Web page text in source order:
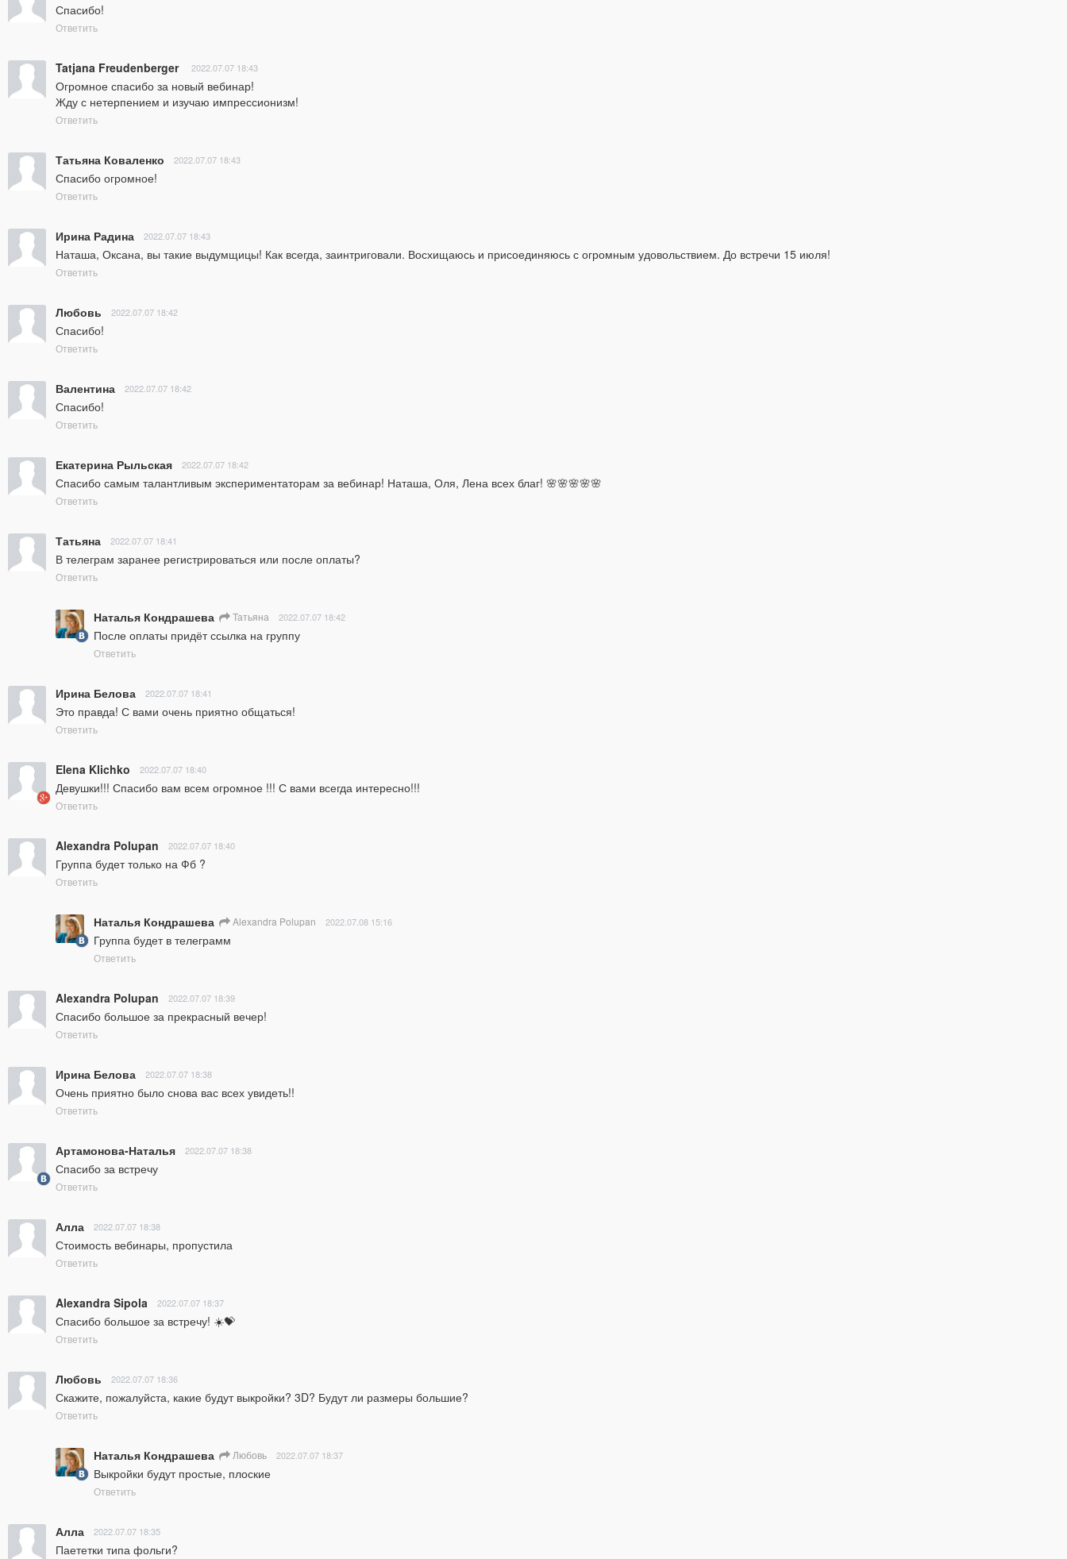
Спасибо!
Ответить
Tatjana Freudenberger 2022.07.07 18:43
Огромное спасибо за новый вебинар!
Жду с нетерпением и изучаю импрессионизм!
Ответить
Татьяна Коваленко 2022.07.07 18:43
Спасибо огромное!
Ответить
Ирина Радина 2022.07.07 18:43
Наташа, Оксана, вы такие выдумщицы! Как всегда, заинтриговали. Восхищаюсь и присоединяюсь с огромным удовольствием. До встречи 15 июля!
Ответить
Любовь 2022.07.07 18:42
Спасибо!
Ответить
Валентина 2022.07.07 18:42
Спасибо!
Ответить
Екатерина Рыльская 2022.07.07 18:42
Спасибо самым талантливым экспериментаторам за вебинар! Наташа, Оля, Лена всех благ! 🌸🌸🌸🌸🌸
Ответить
Татьяна 2022.07.07 18:41
В телеграм заранее регистрироваться или после оплаты?
Ответить
Наталья Кондрашева Татьяна 2022.07.07 18:42
После оплаты придёт ссылка на группу
Ответить
Ирина Белова 2022.07.07 18:41
Это правда! С вами очень приятно общаться!
Ответить
Elena Klichko 2022.07.07 18:40
Девушки!!! Спасибо вам всем огромное !!! С вами всегда интересно!!!
Ответить
Alexandra Polupan 2022.07.07 18:40
Группа будет только на Фб ?
Ответить
Наталья Кондрашева Alexandra Polupan 2022.07.08 15:16
Группа будет в телеграмм
Ответить
Alexandra Polupan 2022.07.07 18:39
Спасибо большое за прекрасный вечер!
Ответить
Ирина Белова 2022.07.07 18:38
Очень приятно было снова вас всех увидеть!!
Ответить
Артамонова-Наталья 2022.07.07 18:38
Спасибо за встречу
Ответить
Алла 2022.07.07 18:38
Стоимость вебинары, пропустила
Ответить
Alexandra Sipola 2022.07.07 18:37
Спасибо большое за встречу! ☀️💝
Ответить
Любовь 2022.07.07 18:36
Скажите, пожалуйста, какие будут выкройки? 3D? Будут ли размеры большие?
Ответить
Наталья Кондрашева Любовь 2022.07.07 18:37
Выкройки будут простые, плоские
Ответить
Алла 2022.07.07 18:35
Паететки типа фольги?